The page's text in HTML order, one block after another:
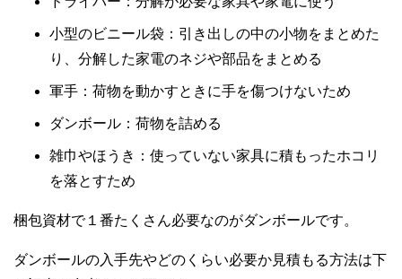
小型のビニール袋：引き出しの中の小物をまとめた
り、分解した家電のネジや部品をまとめる
軍手：荷物を動かすときに手を傷つけないため
ダンボール：荷物を詰める
雑巾やほうき：使っていない家具に積もったホコリ
を落とすため
梱包資材で１番たくさん必要なのがダンボールです。
ダンボールの入手先やどのくらい必要か見積もる方法は下